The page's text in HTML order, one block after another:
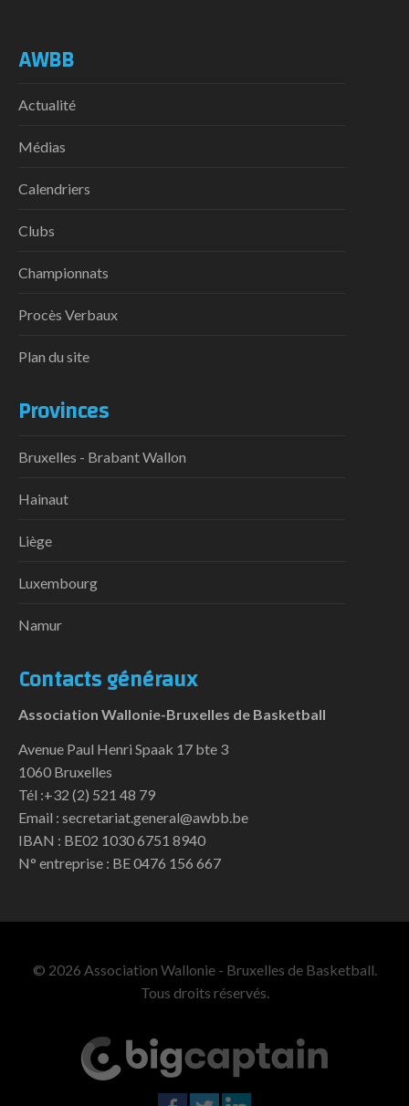
AWBB
Actualité
Médias
Calendriers
Clubs
Championnats
Procès Verbaux
Plan du site
Provinces
Bruxelles - Brabant Wallon
Hainaut
Liège
Luxembourg
Namur
Contacts généraux
Association Wallonie-Bruxelles de Basketball
Avenue Paul Henri Spaak 17 bte 3
1060 Bruxelles
Tél :+32 (2) 521 48 79
Email : secretariat.general@awbb.be
IBAN : BE02 1030 6751 8940
N° entreprise : BE 0476 156 667
© 2026 Association Wallonie - Bruxelles de Basketball.
Tous droits réservés.